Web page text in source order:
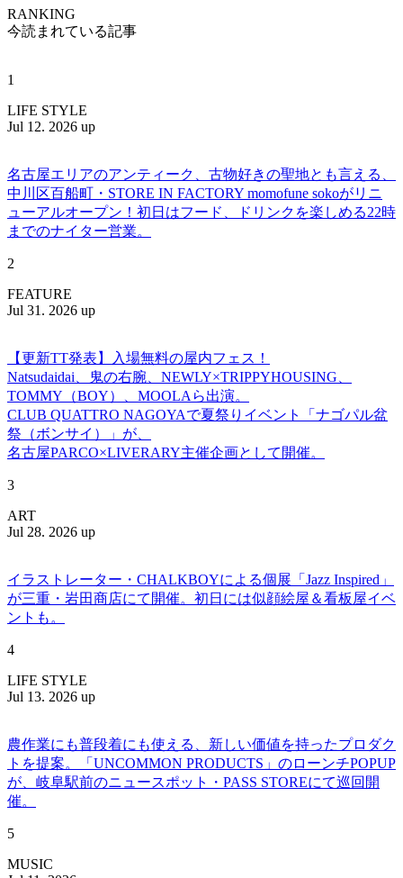
RANKING
今読まれている記事
1
LIFE STYLE
Jul 12. 2026 up
名古屋エリアのアンティーク、古物好きの聖地とも言える、
中川区百船町・STORE IN FACTORY momofune sokoがリニ
ューアルオープン！初日はフード、ドリンクを楽しめる22時
までのナイター営業。
2
FEATURE
Jul 31. 2026 up
【更新TT発表】入場無料の屋内フェス！
Natsudaidai、鬼の右腕、NEWLY×TRIPPYHOUSING、
TOMMY（BOY）、MOOLAら出演。
CLUB QUATTRO NAGOYAで夏祭りイベント「ナゴパル盆
祭（ボンサイ）」が、
名古屋PARCO×LIVERARY主催企画として開催。
3
ART
Jul 28. 2026 up
イラストレーター・CHALKBOYによる個展「Jazz Inspired」
が三重・岩田商店にて開催。初日には似顔絵屋＆看板屋イベ
ントも。
4
LIFE STYLE
Jul 13. 2026 up
農作業にも普段着にも使える、新しい価値を持ったプロダク
トを提案。「UNCOMMON PRODUCTS」のローンチPOPUP
が、岐阜駅前のニュースポット・PASS STOREにて巡回開
催。
5
MUSIC